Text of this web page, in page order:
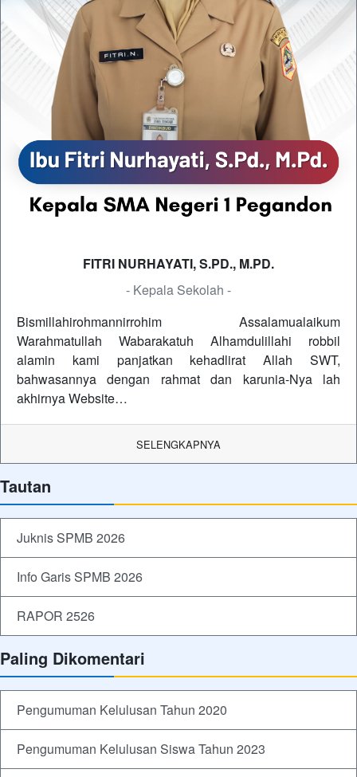
FITRI NURHAYATI, S.PD., M.PD.
- Kepala Sekolah -
Bismillahirohmannirrohim Assalamualaikum
Warahmatullah Wabarakatuh Alhamdulillahi robbil
alamin kami panjatkan kehadlirat Allah SWT,
bahwasannya dengan rahmat dan karunia-Nya lah
akhirnya Website…
SELENGKAPNYA
Tautan
Juknis SPMB 2026
Info Garis SPMB 2026
RAPOR 2526
Paling Dikomentari
Pengumuman Kelulusan Tahun 2020
Pengumuman Kelulusan Siswa Tahun 2023